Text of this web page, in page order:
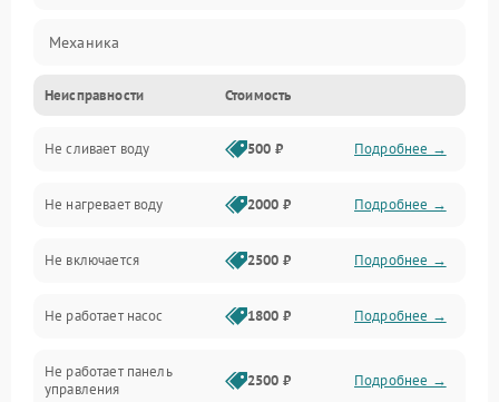
Механика
Управление
Электропитание
Датчики
Нагрев
Вода
Гигиена
Неисправности Стоимость
Не сливает воду 500 ₽ Подробнее →
Не нагревает воду 2000 ₽ Подробнее →
Не включается 2500 ₽ Подробнее →
Не работает насос 1800 ₽ Подробнее →
Не работает панель
управления
2500 ₽ Подробнее →